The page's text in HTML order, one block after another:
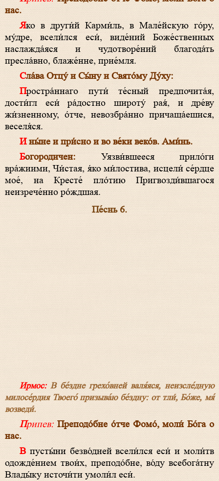
нас.
Яко в други́й Карми́ль, в Мале́йскую го́ру,
му́дре, всели́лся еси́, виде́ний Боже́ственных
наслажда́яся и чудотворе́ний благода́ть
пресла́вно, блаже́нне, прие́мля.
Сла́ва Отцу́ и Сы́ну и Свято́му Ду́ху:
Простра́ннаго пути́ те́сный предпочита́я,
дости́гл еси́ ра́достно широту́ рая́, и дре́ву
жи́зненному, о́тче, невозбра́нно причаща́ешися,
веселя́ся.
И ны́не и при́сно и во ве́ки веко́в. Ами́нь.
Богородичен:Уязви́вшееся прило́ги
вра́жиими, Чи́стая, я́ко ми́лостива, исцели́ се́рдце
мое́, на Кресте́ пло́тию Пригвозди́вшагося
неизрече́нно ро́ждшая.
Пе́снь 6.
Ирмос:В бе́здне грехо́вней валя́яся, неизсле́дную
милосе́рдия Твоего́ призыва́ю бе́здну: от тли́, Бо́же, мя́
возведи́.
Припев: Преподо́бне о́тче Фомо́, моли́ Бо́га о
нас.
В пусты́ни безво́дней всели́лся еси́ и моли́тв
одожде́нием твои́х, преподо́бне, во́ду всебога́тну
Влады́ку источи́ти умоли́л еси́.